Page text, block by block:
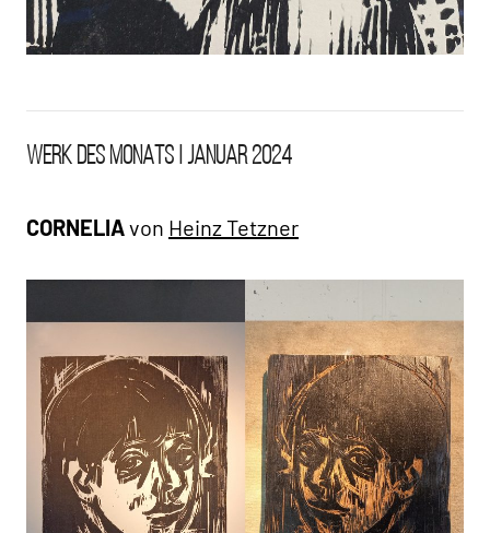
WdM AHA
WERK DES MONATS | JANUAR 2024
CORNELIAvon Heinz Tetzner